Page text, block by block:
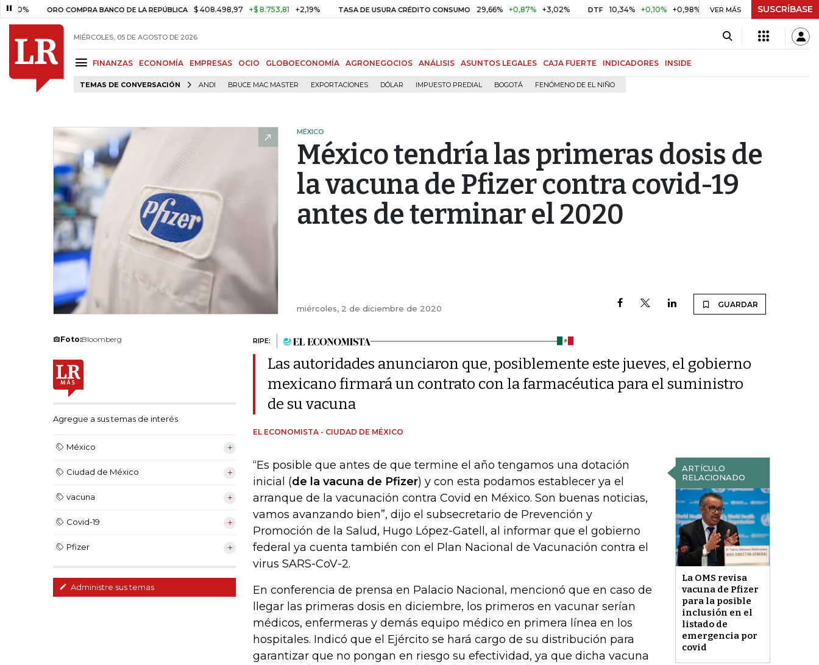
ORO COMPRA BANCO DE LA REPÚBLICA $ 408.498,97 +$ 8.753,81 +2,19% TASA DE USURA CRÉDITO CONSUMO 29,66% +0,87% +3,02% DTF 10,34% +0,10% +0,98% UVR $ 416,86 +$ 0,05 +0,01%
VER MÁS SUSCRÍBASE
MIÉRCOLES, 05 DE AGOSTO DE 2026
FINANZAS ECONOMÍA EMPRESAS OCIO GLOBOECONOMÍA AGRONEGOCIOS ANÁLISIS ASUNTOS LEGALES CAJA FUERTE INDICADORES INSIDE
TEMAS DE CONVERSACIÓN ANDI BRUCE MAC MASTER EXPORTACIONES DÓLAR IMPUESTO PREDIAL BOGOTÁ FENÓMENO DE EL NIÑO
MÉXICO
México tendría las primeras dosis de
la vacuna de Pfizer contra covid-19
antes de terminar el 2020
miércoles, 2 de diciembre de 2020 GUARDAR
Foto:Bloomberg
Agregue a sus temas de interés
México
Ciudad de México
vacuna
Covid-19
Pfizer
Administre sus temas
RIPE:
Las autoridades anunciaron que, posiblemente este jueves, el gobierno
mexicano firmará un contrato con la farmacéutica para el suministro
de su vacuna
EL ECONOMISTA - CIUDAD DE MÉXICO
ARTÍCULO
RELACIONADO
La OMS revisa
vacuna de Pfizer
para la posible
inclusión en el
listado de
emergencia por
covid
“Es posible que antes de que termine el año tengamos una dotación
inicial (de la vacuna de Pfizer) y con esta podamos establecer ya el
arranque de la vacunación contra Covid en México. Son buenas noticias,
vamos avanzando bien”, dijo el subsecretario de Prevención y
Promoción de la Salud, Hugo López-Gatell, al informar que el gobierno
federal ya cuenta también con el Plan Nacional de Vacunación contra el
virus SARS-CoV-2.
En conferencia de prensa en Palacio Nacional, mencionó que en caso de
llegar las primeras dosis en diciembre, los primeros en vacunar serían
médicos, enfermeras y demás equipo médico en primera línea en los
hospitales. Indicó que el Ejército se hará cargo de su distribución para
garantizar que no pongan en riesgo su efectividad, ya que dicha vacuna